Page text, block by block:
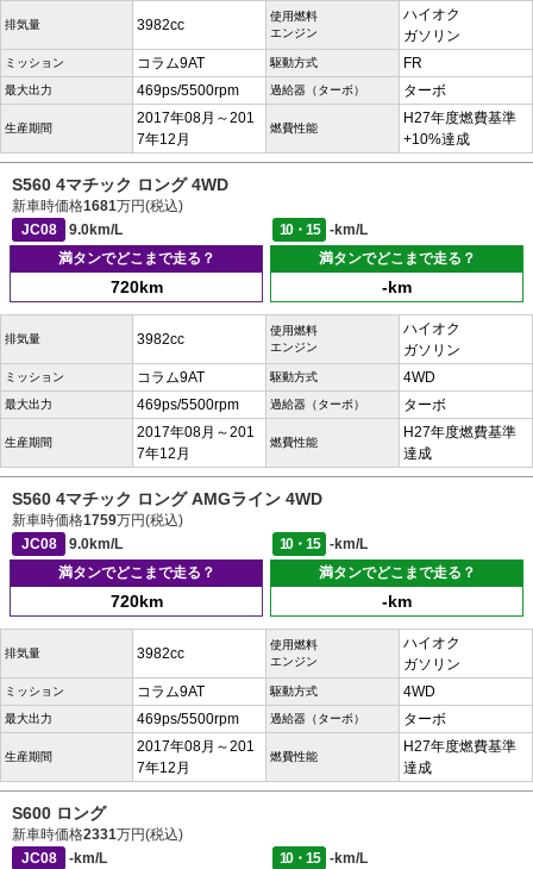
排気量 3982cc
使用燃料
エンジン
ハイオク
ガソリン
ミッション コラム9AT 駆動方式 FR
最大出力 469ps/5500rpm 過給器（ターボ） ターボ
生産期間
2017年08月～201
7年12月
燃費性能
H27年度燃費基準
+10%達成
S560 4マチック ロング 4WD
新車時価格1681万円(税込)
JC08
9.0km/L 10・15
-km/L
満タンでどこまで走る？
720km
満タンでどこまで走る？
-km
排気量 3982cc
使用燃料
エンジン
ハイオク
ガソリン
ミッション コラム9AT 駆動方式 4WD
最大出力 469ps/5500rpm 過給器（ターボ） ターボ
生産期間
2017年08月～201
7年12月
燃費性能
H27年度燃費基準
達成
S560 4マチック ロング AMGライン 4WD
新車時価格1759万円(税込)
JC08
9.0km/L 10・15
-km/L
満タンでどこまで走る？
720km
満タンでどこまで走る？
-km
排気量 3982cc
使用燃料
エンジン
ハイオク
ガソリン
ミッション コラム9AT 駆動方式 4WD
最大出力 469ps/5500rpm 過給器（ターボ） ターボ
生産期間
2017年08月～201
7年12月
燃費性能
H27年度燃費基準
達成
S600 ロング
新車時価格2331万円(税込)
JC08
-km/L 10・15
-km/L